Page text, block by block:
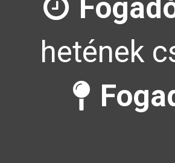
hetének